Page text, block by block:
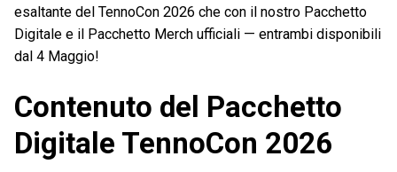
esaltante del TennoCon 2026 che con il nostro Pacchetto
Digitale e il Pacchetto Merch ufficiali — entrambi disponibili
dal 4 Maggio!
Contenuto del Pacchetto
Digitale TennoCon 2026